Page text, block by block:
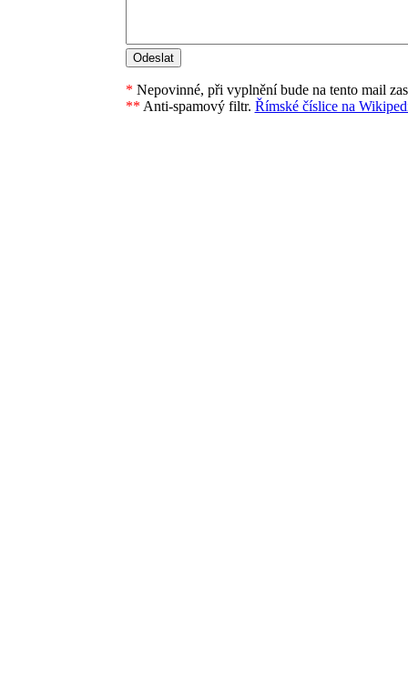
* Nepovinné, při vyplnění bude na tento mail
** Anti-spamový filtr. Římské číslice na